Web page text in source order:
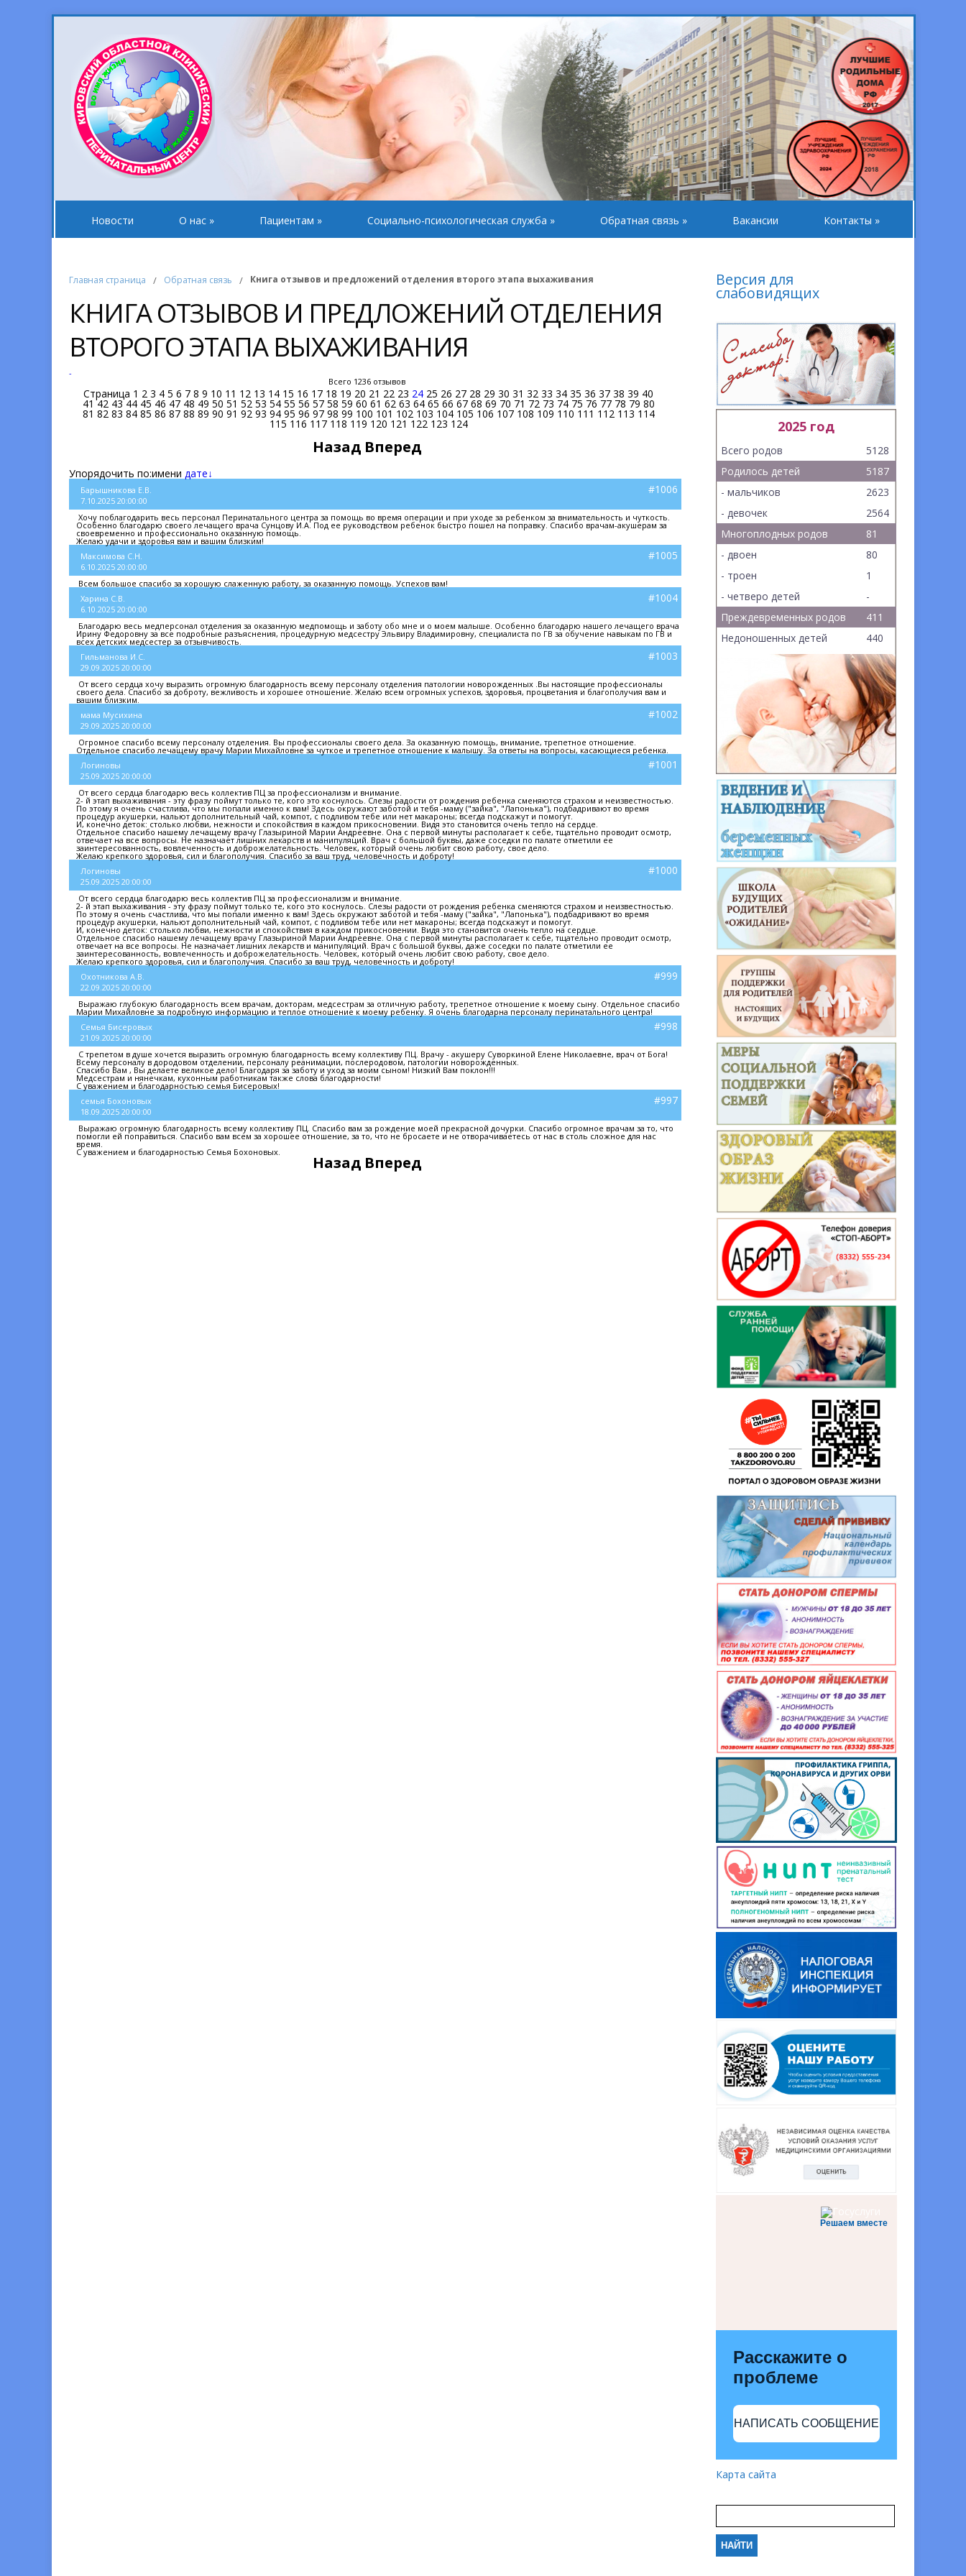
Новости О нас » Пациентам » Социально-психологическая служба » Обратная связь » Вакансии Контакты »
Главная страница / Обратная связь / Книга отзывов и предложений отделения второго этапа выхаживания
КНИГА ОТЗЫВОВ И ПРЕДЛОЖЕНИЙ ОТДЕЛЕНИЯ
ВТОРОГО ЭТАПА ВЫХАЖИВАНИЯ
-
Всего 1236 отзывов
Страница 1 2 3 4 5 6 7 8 9 10 11 12 13 14 15 16 17 18 19 20 21 22 23 24 25 26 27 28 29 30 31 32 33 34 35 36 37 38 39 40
41 42 43 44 45 46 47 48 49 50 51 52 53 54 55 56 57 58 59 60 61 62 63 64 65 66 67 68 69 70 71 72 73 74 75 76 77 78 79 80
81 82 83 84 85 86 87 88 89 90 91 92 93 94 95 96 97 98 99 100 101 102 103 104 105 106 107 108 109 110 111 112 113 114
115 116 117 118 119 120 121 122 123 124
Назад Вперед
Упорядочить по:имени дате↓
Барышникова Е.В.
7.10.2025 20:00:00
#1006
Хочу поблагодарить весь персонал Перинатального центра за помощь во время операции и при уходе за ребенком за внимательность и чуткость.
Особенно благодарю своего лечащего врача Сунцову И.А. Под ее руководством ребенок быстро пошел на поправку. Спасибо врачам-акушерам за
своевременно и профессионально оказанную помощь.
Желаю удачи и здоровья вам и вашим близким!
Максимова С.Н.
6.10.2025 20:00:00
#1005
Всем большое спасибо за хорошую слаженную работу, за оказанную помощь. Успехов вам!
Харина С.В.
6.10.2025 20:00:00
#1004
Благодарю весь медперсонал отделения за оказанную медпомощь и заботу обо мне и о моем малыше. Особенно благодарю нашего лечащего врача
Ирину Федоровну за все подробные разъяснения, процедурную медсестру Эльвиру Владимировну, специалиста по ГВ за обучение навыкам по ГВ и
всех детских медсестер за отзывчивость.
Гильманова И.С.
29.09.2025 20:00:00
#1003
От всего сердца хочу выразить огромную благодарность всему персоналу отделения патологии новорожденных .Вы настоящие профессионалы
своего дела. Спасибо за доброту, вежливость и хорошее отношение. Желаю всем огромных успехов, здоровья, процветания и благополучия вам и
вашим близким.
мама Мусихина
29.09.2025 20:00:00
#1002
Огромное спасибо всему персоналу отделения. Вы профессионалы своего дела. За оказанную помощь, внимание, трепетное отношение.
Отдельное спасибо лечащему врачу Марии Михайловне за чуткое и трепетное отношение к малышу. За ответы на вопросы, касающиеся ребенка.
Логиновы
25.09.2025 20:00:00
#1001
От всего сердца благодарю весь коллектив ПЦ за профессионализм и внимание.
2- й этап выхаживания - эту фразу поймут только те, кого это коснулось. Слезы радости от рождения ребенка сменяются страхом и неизвестностью.
По этому я очень счастлива, что мы попали именно к вам! Здесь окружают заботой и тебя -маму ("зайка", "Лапонька"), подбадривают во время
процедур акушерки, нальют дополнительный чай, компот, с подливом тебе или нет макароны; всегда подскажут и помогут.
И, конечно деток: столько любви, нежности и спокойствия в каждом прикосновении. Видя это становится очень тепло на сердце.
Отдельное спасибо нашему лечащему врачу Глазыриной Марии Андреевне. Она с первой минуты располагает к себе, тщательно проводит осмотр,
отвечает на все вопросы. Не назначает лишних лекарств и манипуляций. Врач с большой буквы, даже соседки по палате отметили ее
заинтересованность, вовлеченность и доброжелательность. Человек, который очень любит свою работу, свое дело.
Желаю крепкого здоровья, сил и благополучия. Спасибо за ваш труд, человечность и доброту!
Логиновы
25.09.2025 20:00:00
#1000
От всего сердца благодарю весь коллектив ПЦ за профессионализм и внимание.
2- й этап выхаживания - эту фразу поймут только те, кого это коснулось. Слезы радости от рождения ребенка сменяются страхом и неизвестностью.
По этому я очень счастлива, что мы попали именно к вам! Здесь окружают заботой и тебя -маму ("зайка", "Лапонька"), подбадривают во время
процедур акушерки, нальют дополнительный чай, компот, с подливом тебе или нет макароны; всегда подскажут и помогут.
И, конечно деток: столько любви, нежности и спокойствия в каждом прикосновении. Видя это становится очень тепло на сердце.
Отдельное спасибо нашему лечащему врачу Глазыриной Марии Андреевне. Она с первой минуты располагает к себе, тщательно проводит осмотр,
отвечает на все вопросы. Не назначает лишних лекарств и манипуляций. Врач с большой буквы, даже соседки по палате отметили ее
заинтересованность, вовлеченность и доброжелательность. Человек, который очень любит свою работу, свое дело.
Желаю крепкого здоровья, сил и благополучия. Спасибо за ваш труд, человечность и доброту!
Охотникова А.В.
22.09.2025 20:00:00
#999
Выражаю глубокую благодарность всем врачам, докторам, медсестрам за отличную работу, трепетное отношение к моему сыну. Отдельное спасибо
Марии Михайловне за подробную информацию и теплое отношение к моему ребенку. Я очень благодарна персоналу перинатального центра!
Семья Бисеровых
21.09.2025 20:00:00
#998
С трепетом в душе хочется выразить огромную благодарность всему коллективу ПЦ. Врачу - акушеру Суворкиной Елене Николаевне, врач от Бога!
Всему персоналу в дородовом отделении, персоналу реанимации, послеродовом, патологии новорожденных.
Спасибо Вам , Вы делаете великое дело! Благодаря за заботу и уход за моим сыном! Низкий Вам поклон!!!
Медсестрам и нянечкам, кухонным работникам также слова благодарности!
С уважением и благодарностью семья Бисеровых!
семья Бохоновых
18.09.2025 20:00:00
#997
Выражаю огромную благодарность всему коллективу ПЦ. Спасибо вам за рождение моей прекрасной дочурки. Спасибо огромное врачам за то, что
помогли ей поправиться. Спасибо вам всем за хорошее отношение, за то, что не бросаете и не отворачиваетесь от нас в столь сложное для нас
время.
С уважением и благодарностью Семья Бохоновых.
Назад Вперед
Версия для
слабовидящих
2025 год
Всего родов
5128
Родилось детей
5187
- мальчиков
2623
- девочек
2564
Многоплодных родов
81
- двоен
80
- троен
1
- четверо детей
-
Преждевременных родов
411
Недоношенных детей
440
Решаем вместе
Расскажите о
проблеме
НАПИСАТЬ СООБЩЕНИЕ
Карта сайта